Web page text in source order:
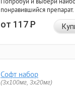
понравившийся препарат.
от 117Р
Софт набор
(3x100мг, 3x20мг)